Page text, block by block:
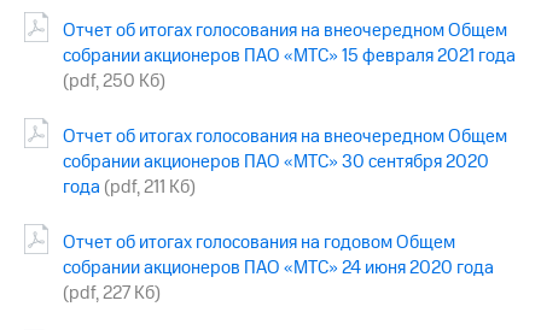
Документы
ПАО
"МТС"
акционеров
Личный
кабинет
акционера
капитал
Контроль
и
аудит
Отчет об итогах голосования на внеочередном Общем
собрании акционеров ПАО «МТС» 15 февраля 2021 года
(pdf, 250 Кб)
Отчет об итогах голосования на внеочередном Общем
собрании акционеров ПАО «МТС» 30 сентября 2020
года (pdf, 211 Кб)
Отчет об итогах голосования на годовом Общем
собрании акционеров ПАО «МТС» 24 июня 2020 года
(pdf, 227 Кб)